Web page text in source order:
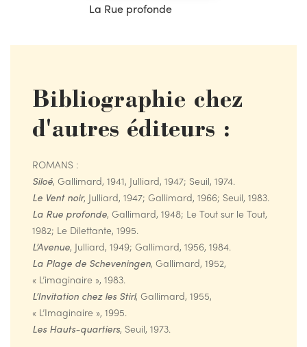
La Rue profonde
Bibliographie chez
d'autres éditeurs :
ROMANS :
Siloé, Gallimard, 1941, Julliard, 1947; Seuil, 1974.
Le Vent noir, Julliard, 1947; Gallimard, 1966; Seuil, 1983.
La Rue profonde, Gallimard, 1948; Le Tout sur le Tout,
1982; Le Dilettante, 1995.
L’Avenue, Julliard, 1949; Gallimard, 1956, 1984.
La Plage de Scheveningen, Gallimard, 1952,
« L’imaginaire », 1983.
L’Invitation chez les Stirl, Gallimard, 1955,
« L’Imaginaire », 1995.
Les Hauts-quartiers, Seuil, 1973.